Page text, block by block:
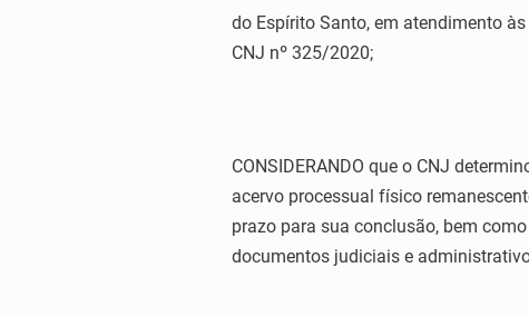
do Espírito Santo, em atendimento
CNJ nº 325/2020;
CONSIDERANDO que o CNJ
acervo processual físico
prazo para sua conclusão, bem
documentos judiciais e